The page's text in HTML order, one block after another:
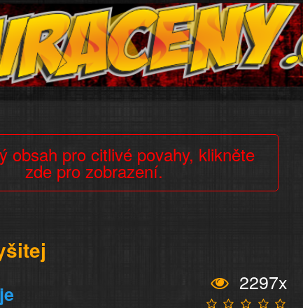
obsah pro citlivé povahy, klikněte
zde pro zobrazení.
2297x